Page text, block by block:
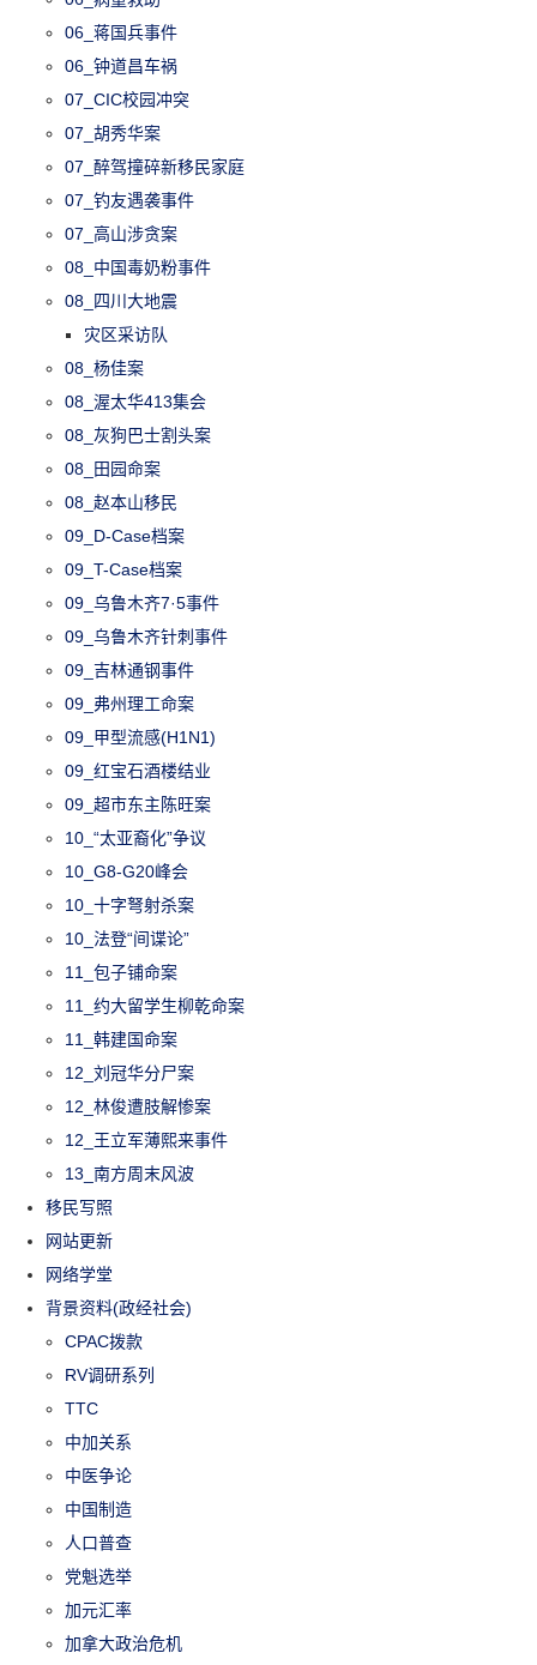
06_蒋国兵事件
06_钟道昌车祸
07_CIC校园冲突
07_胡秀华案
07_醉驾撞碎新移民家庭
07_钓友遇袭事件
07_高山涉贪案
08_中国毒奶粉事件
08_四川大地震
灾区采访队
08_杨佳案
08_渥太华413集会
08_灰狗巴士割头案
08_田园命案
08_赵本山移民
09_D-Case档案
09_T-Case档案
09_乌鲁木齐7·5事件
09_乌鲁木齐针刺事件
09_吉林通钢事件
09_弗州理工命案
09_甲型流感(H1N1)
09_红宝石酒楼结业
09_超市东主陈旺案
10_“太亚裔化”争议
10_G8-G20峰会
10_十字弩射杀案
10_法登“间谍论”
11_包子铺命案
11_约大留学生柳乾命案
11_韩建国命案
12_刘冠华分尸案
12_林俊遭肢解惨案
12_王立军薄熙来事件
13_南方周末风波
移民写照
网站更新
网络学堂
背景资料(政经社会)
CPAC拨款
RV调研系列
TTC
中加关系
中医争论
中国制造
人口普查
党魁选举
加元汇率
加拿大政治危机